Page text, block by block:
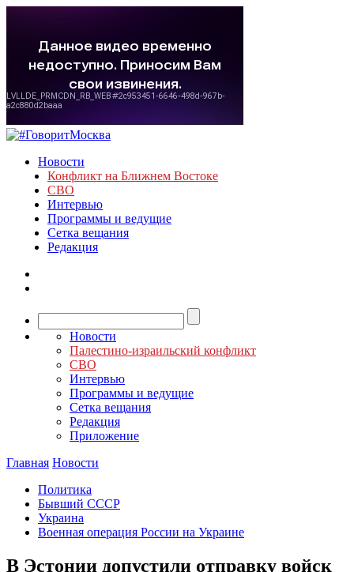
Новости
Конфликт на Ближнем Востоке
СВО
Интервью
Программы и ведущие
Сетка вещания
Редакция
Новости
Палестино-израильский конфликт
СВО
Интервью
Программы и ведущие
Сетка вещания
Редакция
Приложение
Главная Новости
Политика
Бывший СССР
Украина
Военная операция России на Украине
В Эстонии допустили отправку войск